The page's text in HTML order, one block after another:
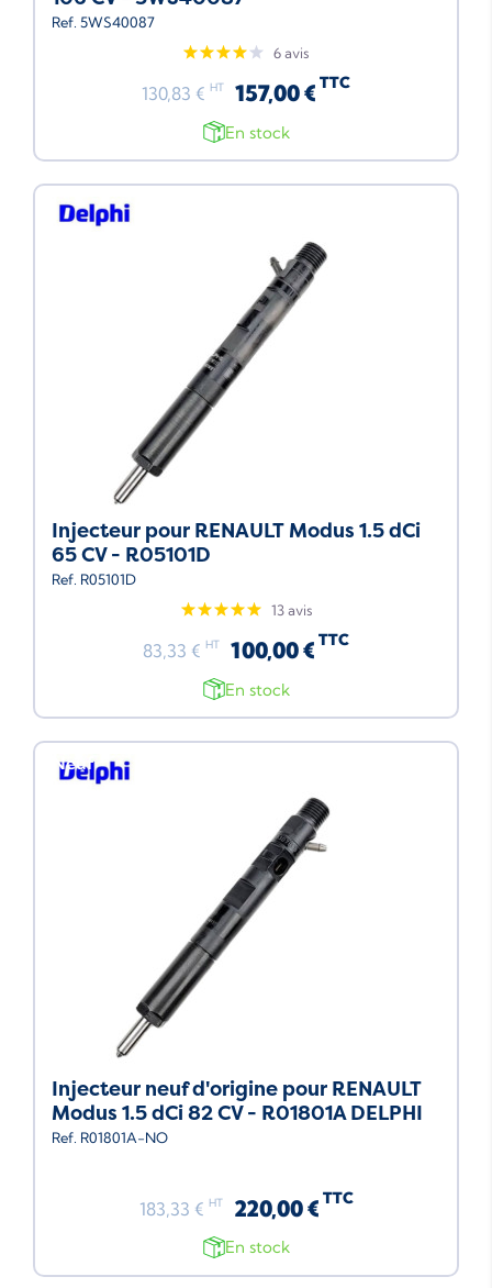
Ref. 5WS40087
6 avis
130,83 € HT 157,00 € TTC
En stock
Injecteur pour RENAULT Modus 1.5 dCi
65 CV - R05101D
Ref. R05101D
13 avis
83,33 € HT 100,00 € TTC
En stock
Neuf
Injecteur neuf d'origine pour RENAULT
Modus 1.5 dCi 82 CV - R01801A DELPHI
Ref. R01801A-NO
183,33 € HT 220,00 € TTC
En stock